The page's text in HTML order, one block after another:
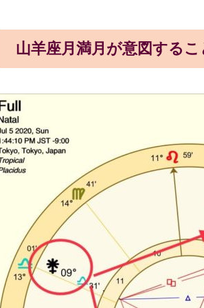
山羊座月満月が意図するこ